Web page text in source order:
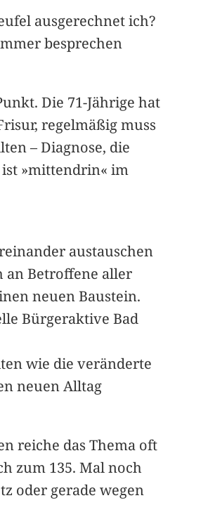
ausgerechnet ich?
besprechen
Die 71-Jährige hat
regelmäßig muss
– Diagnose, die
»mittendrin« im
austauschen
an Betroffene aller
neuen Baustein.
Bürgeraktive Bad
wie die veränderte
neuen Alltag
reiche das Thema oft
zum 135. Mal noch
oder gerade wegen